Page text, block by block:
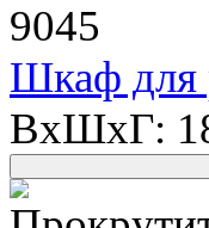
9045
Шкаф для
ВхШхГ: